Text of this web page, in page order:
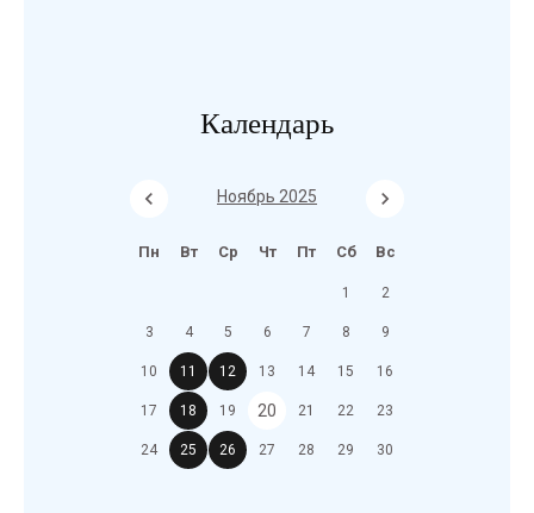
Календарь
Ноябрь 2025
Пн Вт Ср Чт Пт Сб Вс
1 2
3 4 5 6 7 8 9
10 11 12 13 14 15 16
17 18 19 20 21 22 23
24 25 26 27 28 29 30